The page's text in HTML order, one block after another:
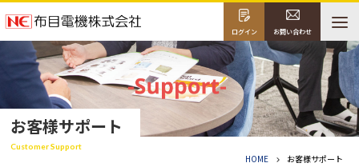
ログイン お問い合わせ
お客様サポート
Customer Support
HOME お客様サポート